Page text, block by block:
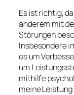
Es ist richtig,
anderem mit
Störungen
Insbesondere
es um
um
mithilfe
meine